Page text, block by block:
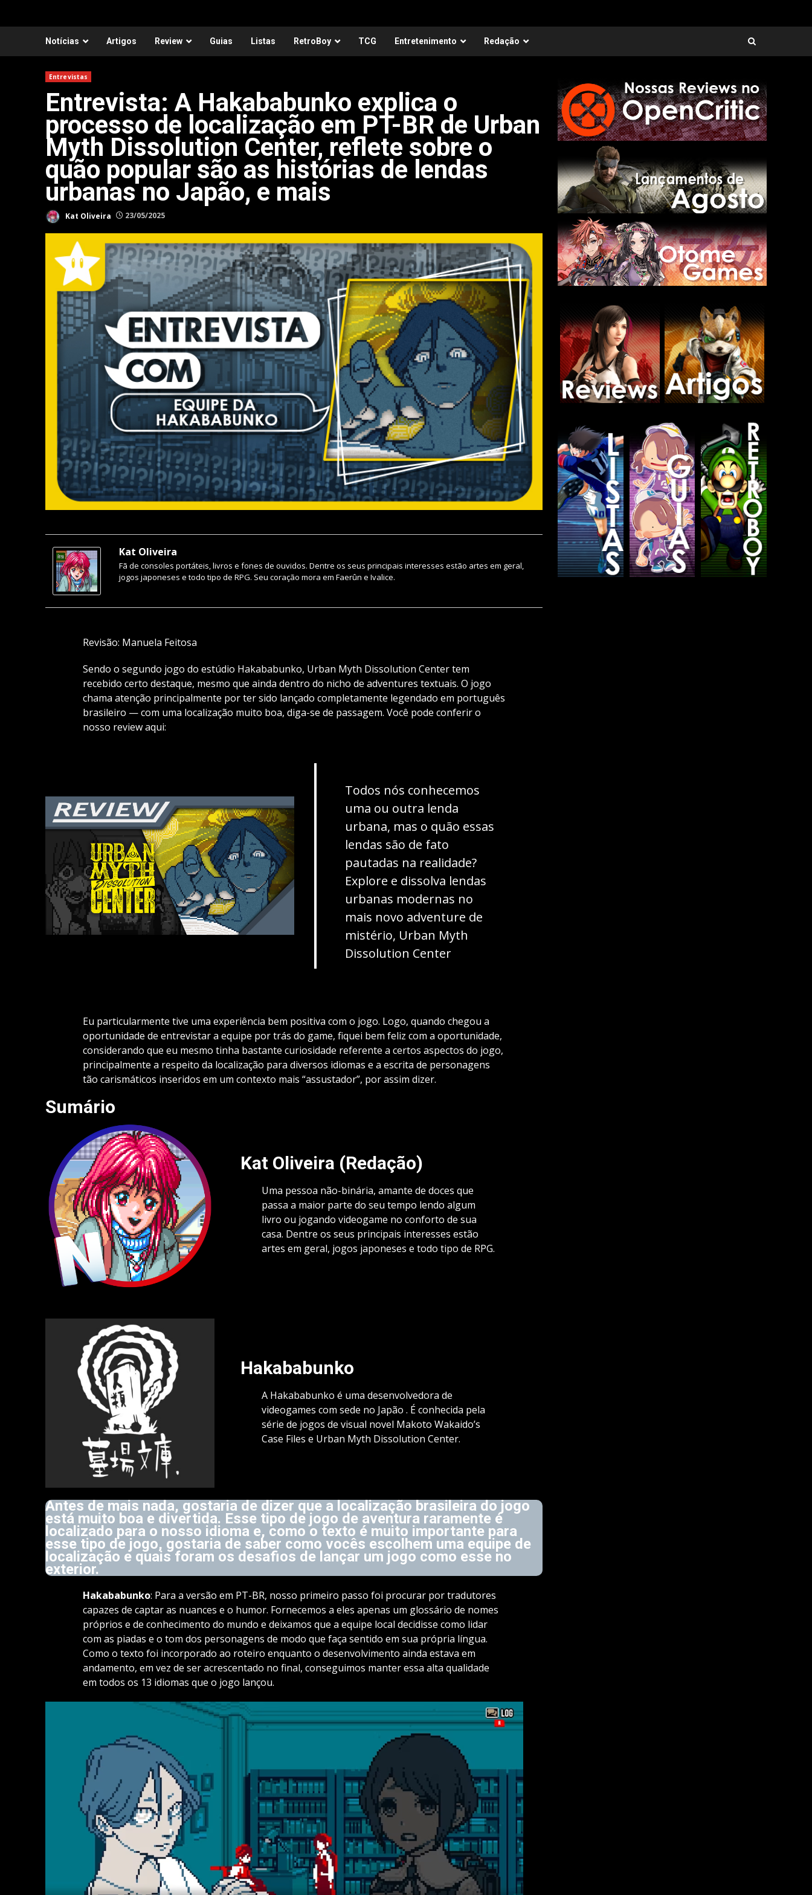
Notícias Artigos Review Guias Listas RetroBoy TCG Entretenimento Redação
Entrevistas
Entrevista: A Hakababunko explica o
processo de localização em PT-BR de Urban
Myth Dissolution Center, reflete sobre o
quão popular são as histórias de lendas
urbanas no Japão, e mais
Kat Oliveira 23/05/2025
Kat Oliveira
Fã de consoles portáteis, livros e fones de ouvidos. Dentre os seus principais interesses estão artes em geral,
jogos japoneses e todo tipo de RPG. Seu coração mora em Faerûn e Ivalice.
Revisão: Manuela Feitosa
Sendo o segundo jogo do estúdio Hakababunko, Urban Myth Dissolution Center tem
recebido certo destaque, mesmo que ainda dentro do nicho de adventures textuais. O jogo
chama atenção principalmente por ter sido lançado completamente legendado em português
brasileiro — com uma localização muito boa, diga-se de passagem. Você pode conferir o
nosso review aqui:
Todos nós conhecemos
uma ou outra lenda
urbana, mas o quão essas
lendas são de fato
pautadas na realidade?
Explore e dissolva lendas
urbanas modernas no
mais novo adventure de
mistério, Urban Myth
Dissolution Center
Eu particularmente tive uma experiência bem positiva com o jogo. Logo, quando chegou a
oportunidade de entrevistar a equipe por trás do game, fiquei bem feliz com a oportunidade,
considerando que eu mesmo tinha bastante curiosidade referente a certos aspectos do jogo,
principalmente a respeito da localização para diversos idiomas e a escrita de personagens
tão carismáticos inseridos em um contexto mais “assustador”, por assim dizer.
Sumário
Kat Oliveira (Redação)
Uma pessoa não-binária, amante de doces que
passa a maior parte do seu tempo lendo algum
livro ou jogando videogame no conforto de sua
casa. Dentre os seus principais interesses estão
artes em geral, jogos japoneses e todo tipo de RPG.
Hakababunko
A Hakababunko é uma desenvolvedora de
videogames com sede no Japão . É conhecida pela
série de jogos de visual novel Makoto Wakaido’s
Case Files e Urban Myth Dissolution Center.
Antes de mais nada, gostaria de dizer que a localização brasileira do jogo
está muito boa e divertida. Esse tipo de jogo de aventura raramente é
localizado para o nosso idioma e, como o texto é muito importante para
esse tipo de jogo, gostaria de saber como vocês escolhem uma equipe de
localização e quais foram os desafios de lançar um jogo como esse no
exterior.
Hakababunko: Para a versão em PT-BR, nosso primeiro passo foi procurar por tradutores
capazes de captar as nuances e o humor. Fornecemos a eles apenas um glossário de nomes
próprios e de conhecimento do mundo e deixamos que a equipe local decidisse como lidar
com as piadas e o tom dos personagens de modo que faça sentido em sua própria língua.
Como o texto foi incorporado ao roteiro enquanto o desenvolvimento ainda estava em
andamento, em vez de ser acrescentado no final, conseguimos manter essa alta qualidade
em todos os 13 idiomas que o jogo lançou.